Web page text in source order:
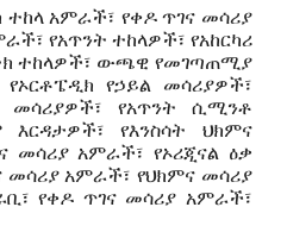
ተከላ አምራች፣ የቀዶ ጥገና መሳሪያ
የአጥንት ተከላዎች፣ የአከርካሪ
ተከላዎች፣ ውጫዊ የመገጣጠሚያ
የኦርቶፔዲክ የኃይል መሳሪያዎች፣
መሳሪያዎች፣ የአጥንት ሲሚንቶ
የእንስሳት ህክምና
መሳሪያ አምራች፣ የኦሪጂናል ዕቃ
መሳሪያ አምራች፣ የህክምና መሳሪያ
የቀዶ ጥገና መሳሪያ አምራች፣